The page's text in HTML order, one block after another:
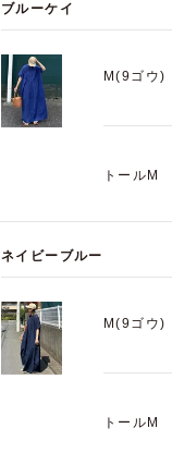
ブルーケイ
M(9ゴウ)
トールM
ネイビーブルー
M(9ゴウ)
トールM